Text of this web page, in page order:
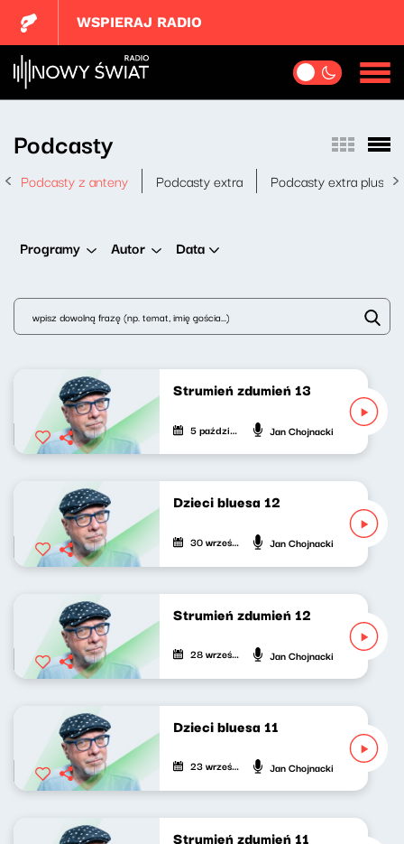
WSPIERAJ RADIO
Podcasty
Podcasty z anteny Podcasty extra Podcasty extra plus
Programy Autor Data
Strumień zdumień 13
5 października 2020 Jan Chojnacki
Dzieci bluesa 12
30 września 2020 Jan Chojnacki
Strumień zdumień 12
28 września 2020 Jan Chojnacki
Dzieci bluesa 11
23 września 2020 Jan Chojnacki
Strumień zdumień 11